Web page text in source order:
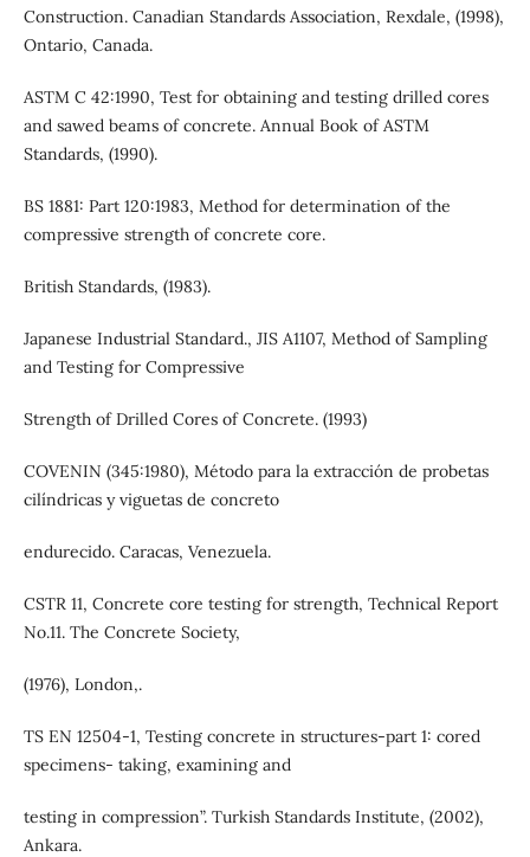
Construction. Canadian Standards Association, Rexdale, (1998),
Ontario, Canada.
ASTM C 42:1990, Test for obtaining and testing drilled cores
and sawed beams of concrete. Annual Book of ASTM
Standards, (1990).
BS 1881: Part 120:1983, Method for determination of the
compressive strength of concrete core.
British Standards, (1983).
Japanese Industrial Standard., JIS A1107, Method of Sampling
and Testing for Compressive
Strength of Drilled Cores of Concrete. (1993)
COVENIN (345:1980), Método para la extracción de probetas
cilíndricas y viguetas de concreto
endurecido. Caracas, Venezuela.
CSTR 11, Concrete core testing for strength, Technical Report
No.11. The Concrete Society,
(1976), London,.
TS EN 12504-1, Testing concrete in structures-part 1: cored
specimens- taking, examining and
testing in compression”. Turkish Standards Institute, (2002),
Ankara.